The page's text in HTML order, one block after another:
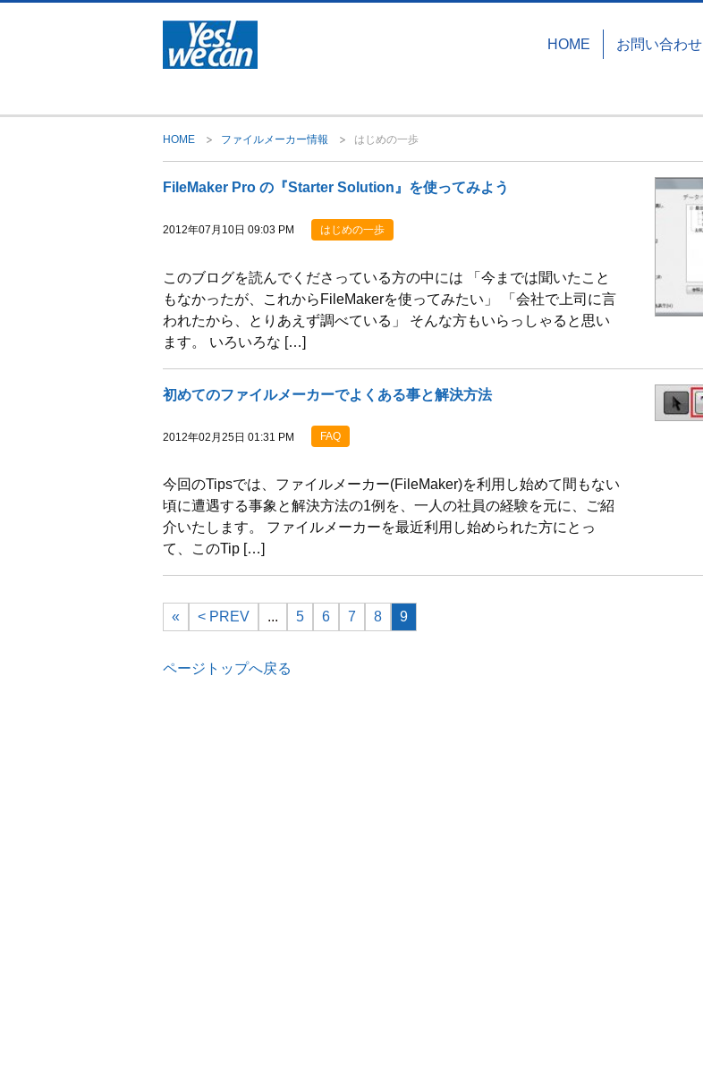
HOME お問い合わせ
HOME ファイルメーカー情報 はじめの一歩
FileMaker Pro の『Starter Solution』を使ってみよう
2012年07月10日 09:03 PM はじめの一歩
このブログを読んでくださっている方の中には 「今までは聞いたこと
もなかったが、これからFileMakerを使ってみたい」 「会社で上司に言
われたから、とりあえず調べている」 そんな方もいらっしゃると思い
ます。 いろいろな […]
初めてのファイルメーカーでよくある事と解決方法
2012年02月25日 01:31 PM FAQ
今回のTipsでは、ファイルメーカー(FileMaker)を利用し始めて間もない
頃に遭遇する事象と解決方法の1例を、一人の社員の経験を元に、ご紹
介いたします。 ファイルメーカーを最近利用し始められた方にとっ
て、このTip […]
« < PREV ... 5 6 7 8 9
ページトップへ戻る